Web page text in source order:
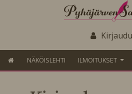
NÄKÖISLEHTI ILMOITUKSET